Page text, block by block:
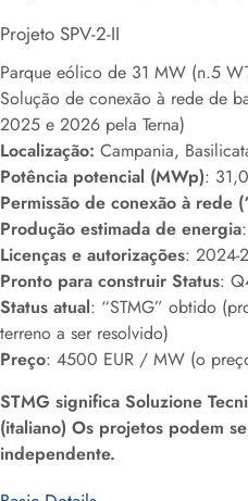
Projeto SPV-2-II
Parque eólico de 31 MW (n.5
Solução de conexão à rede de
2025 e 2026 pela Terna)
Localização: Campania,
Potência potencial (MWp):
Permissão de conexão à rede
Produção estimada de energia
Licenças e autorizações: 2024-
Pronto para construir Status:
Status atual: “STMG” obtido
terreno a ser resolvido)
Preço: 4500 EUR / MW (o
STMG significa Soluzione
(italiano) Os projetos podem
independente.